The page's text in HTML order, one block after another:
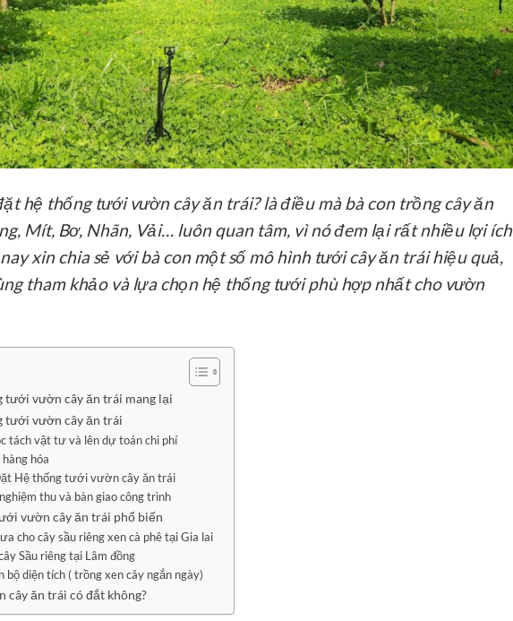
hệ thống tưới vườn cây ăn trái? là điều mà bà con trồng cây ăn
Mít, Bơ, Nhãn, Vải… luôn quan tâm, vì nó đem lại rất nhiều lợi ích
xin chia sẻ với bà con một số mô hình tưới cây ăn trái hiệu quả,
tham khảo và lựa chọn hệ thống tưới phù hợp nhất cho vườn
tưới vườn cây ăn trái mang lại
tưới vườn cây ăn trái
tách vật tư và lên dự toán chi phí
hóa
Hệ thống tưới vườn cây ăn trái
thu và bàn giao công trình
vườn cây ăn trái phổ biến
cho cây sầu riêng xen cà phê tại Gia lai
Sầu riêng tại Lâm đồng
diện tích ( trồng xen cây ngắn ngày)
ăn trái có đắt không?